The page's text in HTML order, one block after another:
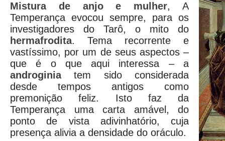
Mistura de anjo e mulher, A
Temperança evocou sempre, para os
investigadores do Tarô, o mito do
hermafrodita. Tema recorrente e
vastíssimo, por um de seus aspectos –
que é o que aqui interessa – a
androginiatem sido considerada
desde tempos antigos como
premonição feliz. Isto faz da
Temperança uma carta amável, do
ponto de vista adivinhatório, cuja
presença alivia a densidade do oráculo.